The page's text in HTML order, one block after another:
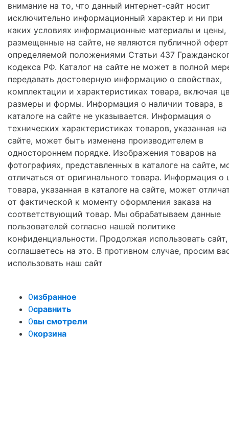
внимание на то, что данный интернет-сайт носит
исключительно информационный характер и ни при
каких условиях информационные материалы и цены,
размещенные на сайте, не являются публичной
определяемой положениями Статьи 437
кодекса РФ. Каталог на сайте не может в полной
передавать достоверную информацию о свойствах,
комплектации и характеристиках товара, включая
размеры и формы. Информация о наличии товара, в
каталоге на сайте не указывается. Информация о
технических характеристиках товаров, указанная на
сайте, может быть изменена производителем в
одностороннем порядке. Изображения товаров на
фотографиях, представленных в каталоге на сайте,
отличаться от оригинального товара. Информация о
товара, указанная в каталоге на сайте, может
от фактической к моменту оформления заказа на
соответствующий товар. Мы обрабатываем данные
пользователей согласно нашей политике
конфиденциальности. Продолжая использовать
соглашаетесь на это. В противном случае, просим
использовать наш сайт
0избранное
0сравнить
0вы смотрели
0корзина